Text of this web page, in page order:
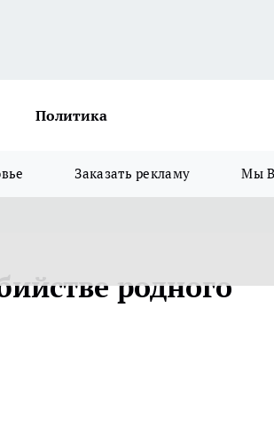
Политика
Заказать рекламу Мы
родного